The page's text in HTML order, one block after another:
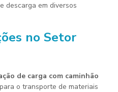
descarga em diversos
no Setor
de carga com caminhão
o transporte de materiais